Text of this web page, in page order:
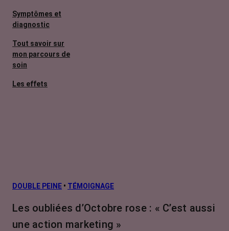
Symptômes et
diagnostic
Tout savoir sur
mon parcours de
soin
Les effets
L’après cancer
Traitements
contre le cancer
DOUBLE PEINE • TÉMOIGNAGE
Les oubliées d’Octobre rose : « C’est aussi
une action marketing »